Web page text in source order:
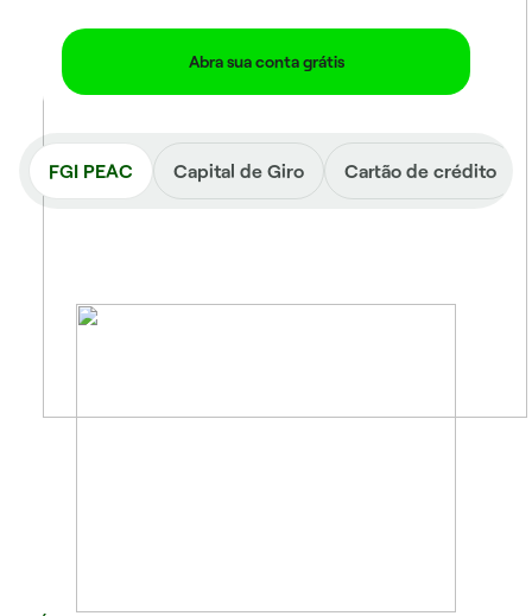
Abra sua conta grátis
FGI PEAC Capital de Giro Cartão de crédito